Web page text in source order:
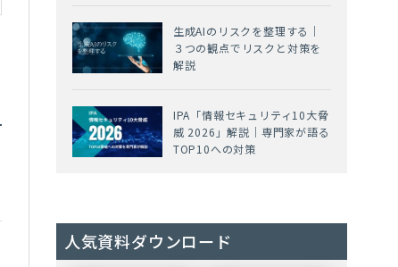
生成AIのリスクを整理する｜
３つの観点でリスクと対策を
解説
IPA「情報セキュリティ10大脅
威 2026」解説｜専門家が語る
TOP10への対策
人気資料ダウンロード